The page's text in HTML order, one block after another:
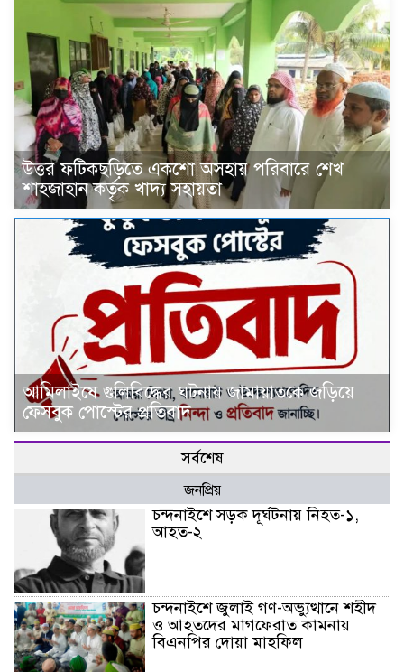
উত্তর ফটিকছড়িতে একশো অসহায় পরিবারে শেখ
শাহজাহান কর্তৃক খাদ্য সহায়তা
আমিলাইষে গুলিবিদ্ধের ঘটনায় জামায়াতকে জড়িয়ে
ফেসবুক পোস্টের প্রতিবাদ
সর্বশেষ
জনপ্রিয়
চন্দনাইশে সড়ক দূর্ঘটনায় নিহত-১,
আহত-২
চন্দনাইশে জুলাই গণ-অভ্যুত্থানে শহীদ
ও আহতদের মাগফেরাত কামনায়
বিএনপির দোয়া মাহফিল